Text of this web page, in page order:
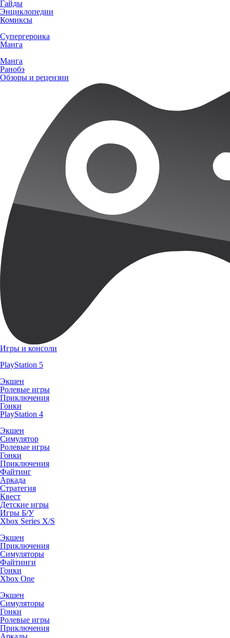
Гайды
Энциклопедии
Комиксы
Супергероика
Манга
Манга
Ранобэ
Обзоры и рецензии
Игры и консоли
PlayStation 5
Экшен
Ролевые игры
Приключения
Гонки
PlayStation 4
Экшен
Симулятор
Ролевые игры
Гонки
Приключения
Файтинг
Аркада
Стратегия
Квест
Детские игры
Игры Б/У
Xbox Series X/S
Экшен
Приключения
Симуляторы
Файтинги
Гонки
Xbox One
Экшен
Симуляторы
Гонки
Ролевые игры
Приключения
Аркады